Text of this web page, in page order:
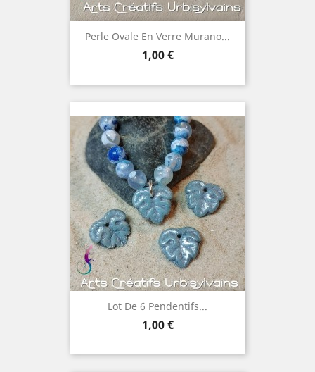
Perle Ovale En Verre Murano...
Prix
1,00 €
Lot De 6 Pendentifs...
Prix
1,00 €